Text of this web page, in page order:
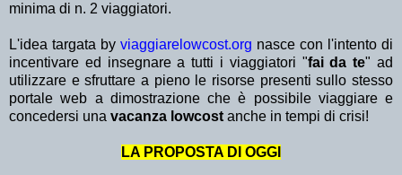
minima di n. 2 viaggiatori.
L'idea targata by viaggiarelowcost.org nasce con l'intento di
incentivare ed insegnare a tutti i viaggiatori "fai da te" ad
utilizzare e sfruttare a pieno le risorse presenti sullo stesso
portale web a dimostrazione che è possibile viaggiare e
concedersi una vacanza lowcost anche in tempi di crisi!
LA PROPOSTA DI OGGI